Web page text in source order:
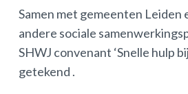
Samen met gemeenten Leiden
andere sociale
SHWJ convenant ‘Snelle hulp
getekend .